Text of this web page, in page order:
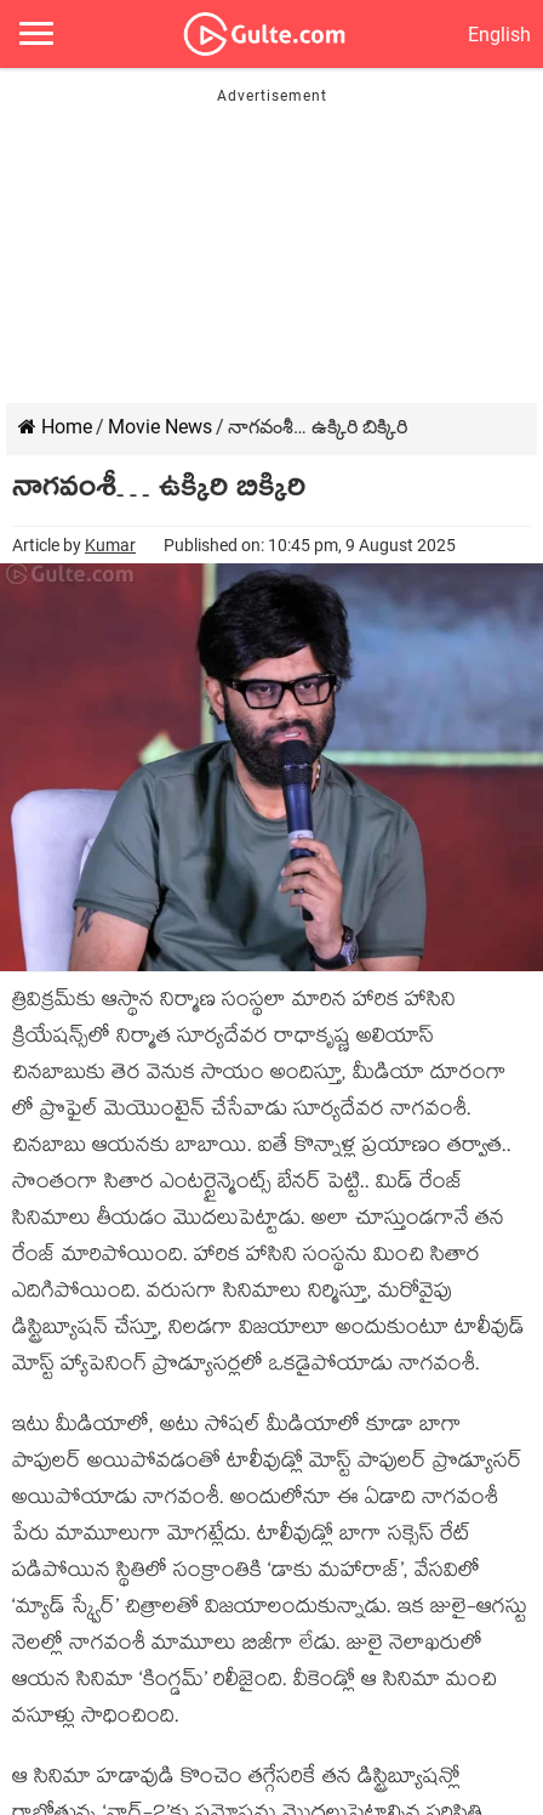
English
Home/ Movie News/ నాగవంశీ… ఉక్కిరి బిక్కిరి
నాగవంశీ… ఉక్కిరి బిక్కిరి
Article by Kumar Published on: 10:45 pm, 9 August 2025
త్రివిక్రమ్‌కు ఆస్థాన నిర్మాణ సంస్థలా మారిన హారిక హాసిని
క్రియేషన్స్‌లో నిర్మాత సూర్యదేవర రాధాకృష్ణ అలియాస్
చినబాబుకు తెర వెనుక సాయం అందిస్తూ, మీడియా దూరంగా
లో ప్రొఫైల్ మెయొంటైన్ చేసేవాడు సూర్యదేవర నాగవంశీ.
చినబాబు ఆయనకు బాబాయి. ఐతే కొన్నాళ్ల ప్రయాణం తర్వాత..
సొంతంగా సితార ఎంటర్టైన్మెంట్స్ బేనర్ పెట్టి.. మిడ్ రేంజ్
సినిమాలు తీయడం మొదలుపెట్టాడు. అలా చూస్తుండగానే తన
రేంజ్ మారిపోయింది. హారిక హాసిని సంస్థను మించి సితార
ఎదిగిపోయింది. వరుసగా సినిమాలు నిర్మిస్తూ, మరోవైపు
డిస్ట్రిబ్యూషన్ చేస్తూ, నిలడగా విజయాలూ అందుకుంటూ టాలీవుడ్
మోస్ట్ హ్యాపెనింగ్ ప్రొడ్యూసర్లలో ఒకడైపోయాడు నాగవంశీ.
ఇటు మీడియాలో, అటు సోషల్ మీడియాలో కూడా బాగా
పాపులర్ అయిపోవడంతో టాలీవుడ్లో మోస్ట్ పాపులర్ ప్రొడ్యూసర్
అయిపోయాడు నాగవంశీ. అందులోనూ ఈ ఏడాది నాగవంశీ
పేరు మామూలుగా మోగట్లేదు. టాలీవుడ్లో బాగా సక్సెస్ రేట్
పడిపోయిన స్థితిలో సంక్రాంతికి ‘డాకు మహారాజ్’, వేసవిలో
‘మ్యాడ్ స్క్వేర్’ చిత్రాలతో విజయాలందుకున్నాడు. ఇక జులై-ఆగస్టు
నెలల్లో నాగవంశీ మామూలు బిజీగా లేడు. జులై నెలాఖరులో
ఆయన సినిమా ‘కింగ్డమ్’ రిలీజైంది. వీకెండ్లో ఆ సినిమా మంచి
వసూళ్లు సాధించింది.
ఆ సినిమా హడావుడి కొంచెం తగ్గేసరికే తన డిస్ట్రిబ్యూషన్లో